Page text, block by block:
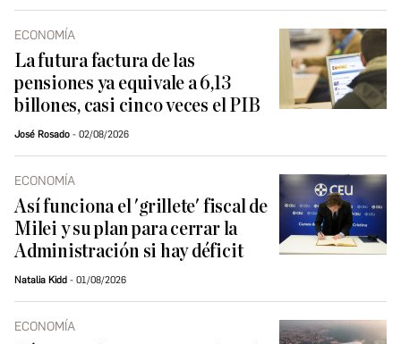
ECONOMÍA
La futura factura de las
pensiones ya equivale a 6,13
billones, casi cinco veces el PIB
José Rosado 02/08/2026
ECONOMÍA
Así funciona el 'grillete' fiscal de
Milei y su plan para cerrar la
Administración si hay déficit
Natalia Kidd 01/08/2026
ECONOMÍA